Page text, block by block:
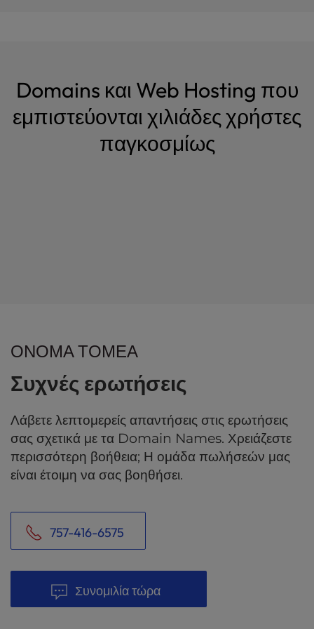
Domains και Web Hosting που
εμπιστεύονται χιλιάδες χρήστες
παγκοσμίως
ΌΝΟΜΑ ΤΟΜΈΑ
Συχνές ερωτήσεις
Λάβετε λεπτομερείς απαντήσεις στις ερωτήσεις
σας σχετικά με τα Domain Names. Χρειάζεστε
περισσότερη βοήθεια; Η ομάδα πωλήσεών μας
είναι έτοιμη να σας βοηθήσει.
757-416-6575
Συνομιλία τώρα